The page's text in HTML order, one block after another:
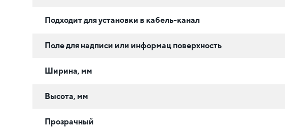
Подходит для установки в кабель-канал
Поле для надписи или информац поверхность
Ширина, мм
Высота, мм
Прозрачный